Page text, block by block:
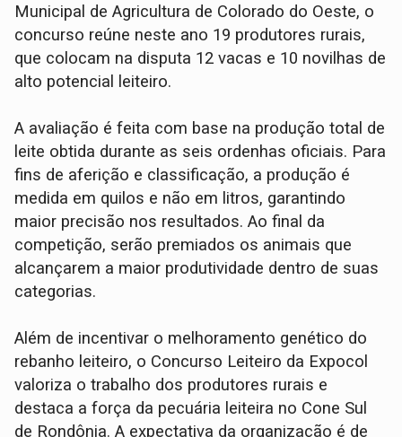
Municipal de Agricultura de Colorado do Oeste, o
concurso reúne neste ano 19 produtores rurais,
que colocam na disputa 12 vacas e 10 novilhas de
alto potencial leiteiro.
A avaliação é feita com base na produção total de
leite obtida durante as seis ordenhas oficiais. Para
fins de aferição e classificação, a produção é
medida em quilos e não em litros, garantindo
maior precisão nos resultados. Ao final da
competição, serão premiados os animais que
alcançarem a maior produtividade dentro de suas
categorias.
Além de incentivar o melhoramento genético do
rebanho leiteiro, o Concurso Leiteiro da Expocol
valoriza o trabalho dos produtores rurais e
destaca a força da pecuária leiteira no Cone Sul
de Rondônia. A expectativa da organização é de